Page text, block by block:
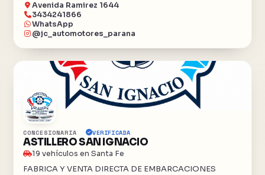
Avenida Ramirez 1644
3434241866
WhatsApp
@jc_automotores_parana
CONCESIONARIA VERIFICADA
ASTILLERO SAN IGNACIO
19 vehículos en Santa Fe
FABRICA Y VENTA DIRECTA DE EMBARCACIONES